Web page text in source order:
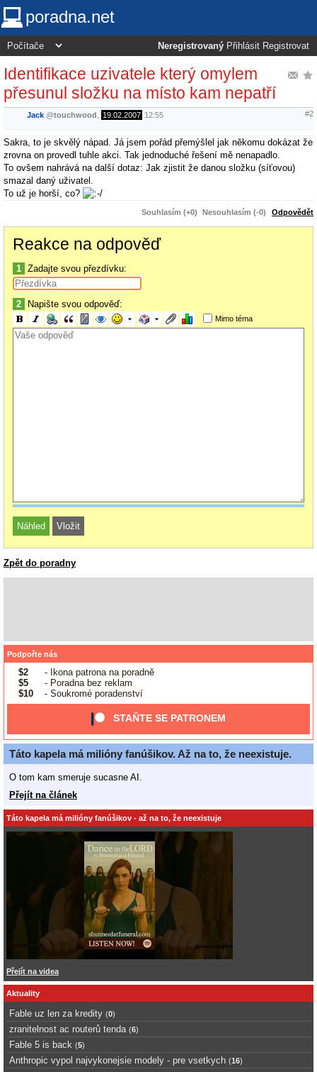
poradna.net
Neregistrovaný Přihlásit Registrovat
Identifikace uzivatele který omylem
přesunul složku na místo kam nepatří
Jack @touchwood 19.02.2007 12:55 #2
Sakra, to je skvělý nápad. Já jsem pořád přemýšlel jak někomu dokázat že
zrovna on provedl tuhle akci. Tak jednoduché řešení mě nenapadlo.
To ovšem nahrává na další dotaz: Jak zjistit že danou složku (síťovou)
smazal daný uživatel.
To už je horší, co?
Souhlasím (+0) Nesouhlasím (-0) Odpovědět
Reakce na odpověď
1 Zadajte svou přezdívku:
2 Napište svou odpověď:
Mimo téma
Zpět do poradny
Podpořte nás
$2
- Ikona patrona na poradně
$5
- Poradna bez reklam
$10
- Soukromé poradenství
STAŇTE SE PATRONEM
Táto kapela má milióny fanúšikov. Až na to, že neexistuje.
O tom kam smeruje sucasne AI.
Přejít na článek
Táto kapela má milióny fanúšikov - až na to, že neexistuje
Přejít na videa
Aktuality
Fable uz len za kredity (0)
zranitelnost ac routerů tenda (6)
Fable 5 is back (5)
Anthropic vypol najvykonejsie modely - pre vsetkych (16)